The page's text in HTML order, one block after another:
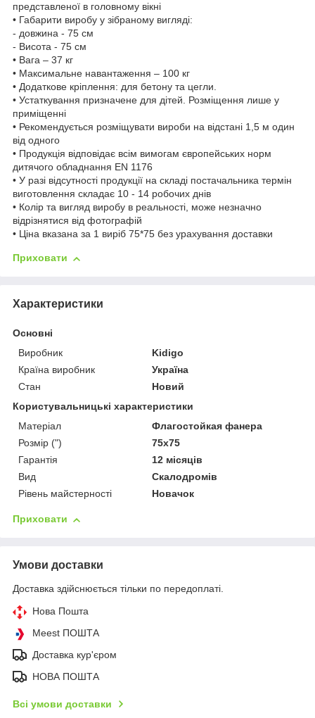
представленої в головному вікні
• Габарити виробу у зібраному вигляді:
- довжина - 75 см
- Висота - 75 см
• Вага – 37 кг
• Максимальне навантаження – 100 кг
• Додаткове кріплення: для бетону та цегли.
• Устаткування призначене для дітей. Розміщення лише у
приміщенні
• Рекомендується розміщувати вироби на відстані 1,5 м один
від одного
• Продукція відповідає всім вимогам європейських норм
дитячого обладнання EN 1176
• У разі відсутності продукції на складі постачальника термін
виготовлення складає 10 - 14 робочих днів
• Колір та вигляд виробу в реальності, може незначно
відрізнятися від фотографій
• Ціна вказана за 1 виріб 75*75 без урахування доставки
Приховати
Характеристики
Основні
Виробник
Kidigo
Країна виробник
Україна
Стан
Новий
Користувальницькі характеристики
Матеріал
Флагостойкая фанера
Розмір (")
75х75
Гарантія
12 місяців
Вид
Скалодромів
Рівень майстерності
Новачок
Приховати
Умови доставки
Доставка здійснюється тільки по передоплаті.
Нова Пошта
Meest ПОШТА
Доставка кур'єром
НОВА ПОШТА
Всі умови доставки